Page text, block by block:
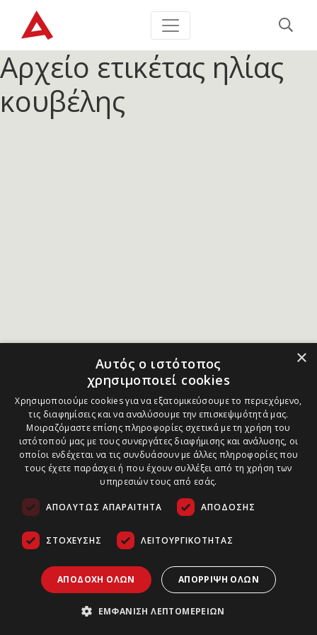
Αρχείο ετικέτας ηλίας
κουβέλης
×
Αυτός ο ιστότοπος
χρησιμοποιεί cookies
Χρησιμοποιούμε cookies για να εξατομικεύσουμε το περιεχόμενο,
τις διαφημίσεις και να αναλύσουμε την επισκεψιμότητά μας.
Μοιραζόμαστε επίσης πληροφορίες σχετικά με τη χρήση του
ιστότοπού μας με τους συνεργάτες διαφήμισης και ανάλυσης, οι
οποίοι ενδέχεται να τις συνδυάσουν με άλλες πληροφορίες που
τους έχετε παράσχει ή που έχουν συλλέξει από τη χρήση των
υπηρεσιών τους από εσάς.
ΑΠΟΛΎΤΩΣ ΑΠΑΡΑΊΤΗΤΑ ΑΠΌΔΟΣΗΣ
ΣΤΌΧΕΥΣΗΣ ΛΕΙΤΟΥΡΓΙΚΌΤΗΤΑΣ
ΑΠΟΔΟΧΉ ΌΛΩΝ ΑΠΌΡΡΙΨΗ ΌΛΩΝ
ΕΜΦΆΝΙΣΗ ΛΕΠΤΟΜΕΡΕΙΏΝ